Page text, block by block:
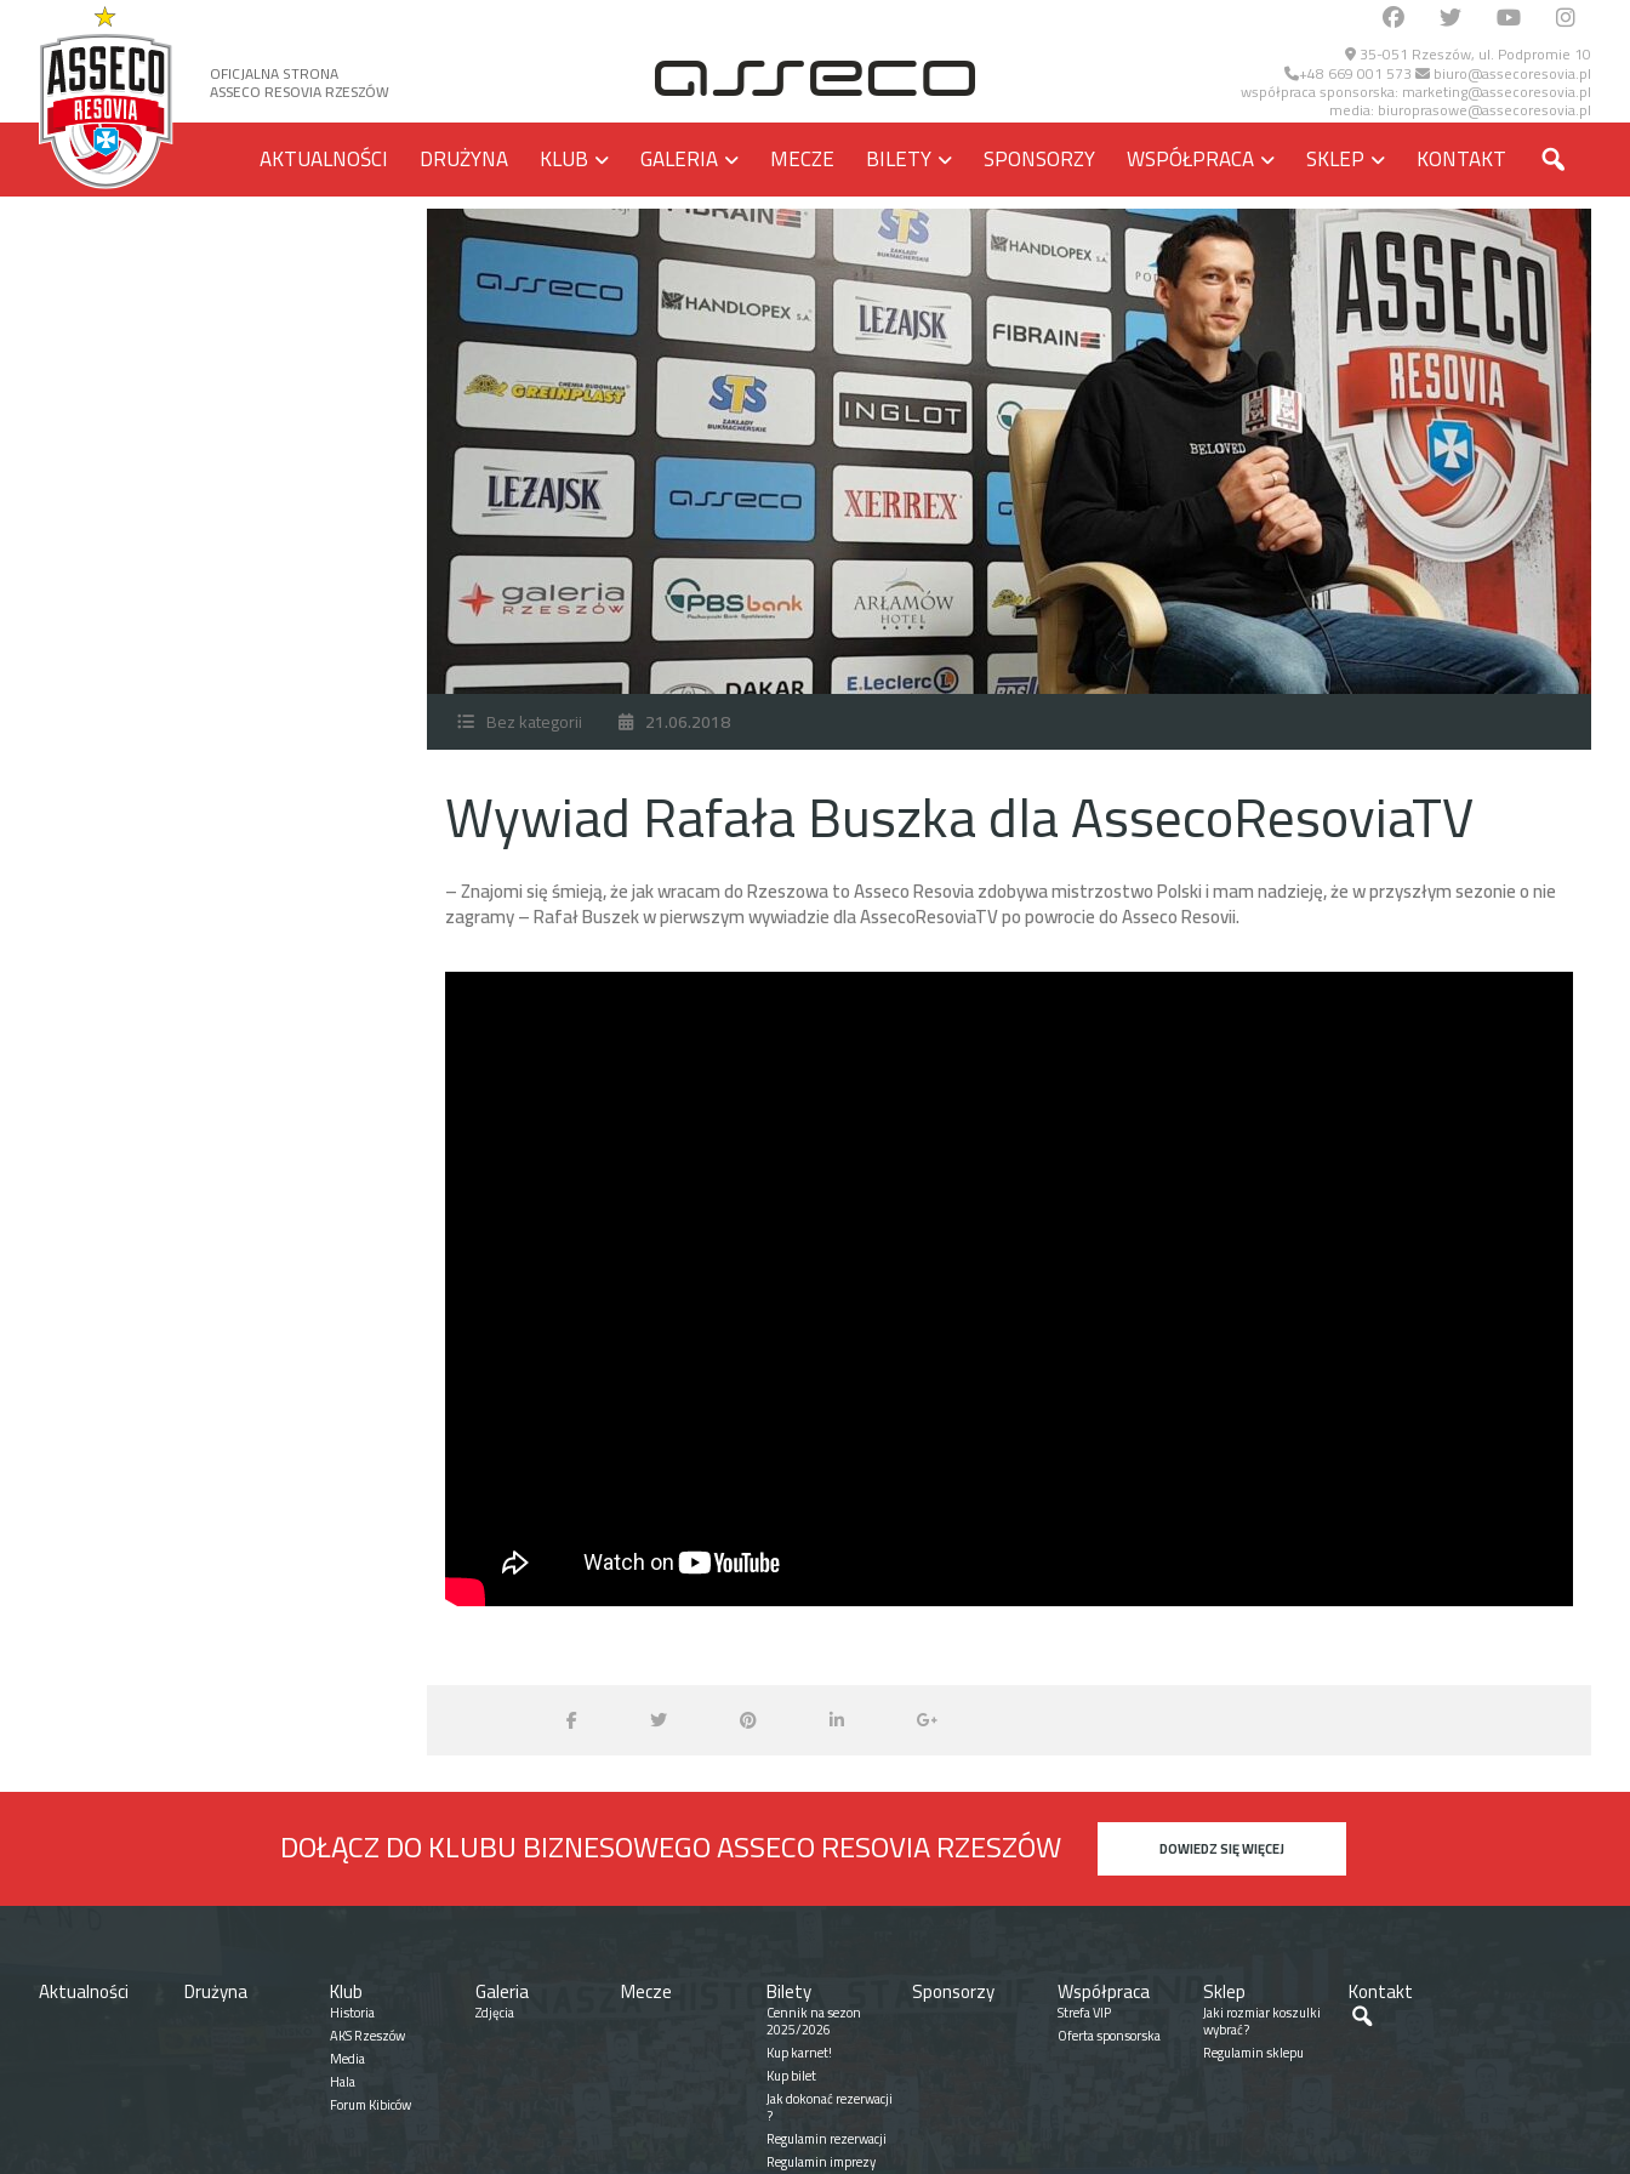
35-051 Rzeszów, ul. Podpromie 10
+48 669 001 573 biuro@assecoresovia.pl
współpraca sponsorska: marketing@assecoresovia.pl
media: biuroprasowe@assecoresovia.pl
OFICJALNA STRONA
ASSECO RESOVIA RZESZÓW
AKTUALNOŚCI DRUŻYNA KLUB GALERIA MECZE BILETY SPONSORZY WSPÓŁPRACA SKLEP KONTAKT
Bez kategorii 21.06.2018
Wywiad Rafała Buszka dla AssecoResoviaTV
– Znajomi się śmieją, że jak wracam do Rzeszowa to Asseco Resovia zdobywa mistrzostwo Polski i mam nadzieję, że w przyszłym sezonie o nie
zagramy – Rafał Buszek w pierwszym wywiadzie dla AssecoResoviaTV po powrocie do Asseco Resovii.
DOŁĄCZ DO KLUBU BIZNESOWEGO ASSECO RESOVIA RZESZÓW DOWIEDZ SIĘ WIĘCEJ
Aktualności Drużyna Klub
Historia
AKS Rzeszów
Media
Hala
Forum Kibiców
Galeria
Zdjęcia
Mecze Bilety
Cennik na sezon
2025/2026
Kup karnet!
Kup bilet
Jak dokonać rezerwacji
?
Regulamin rezerwacji
Regulamin imprezy
Sponsorzy Współpraca
Strefa VIP
Oferta sponsorska
Sklep
Jaki rozmiar koszulki
wybrać?
Regulamin sklepu
Kontakt